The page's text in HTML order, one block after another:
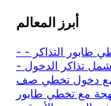
أبرز المعالم
- طابور التذاكر -
تذاكر الدخول -
مع دخول تخطي صف
مع تخطي طابور